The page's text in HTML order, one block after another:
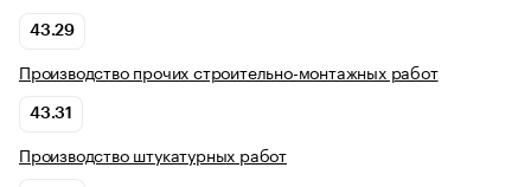
43.29
Производство прочих строительно-монтажных работ
43.31
Производство штукатурных работ